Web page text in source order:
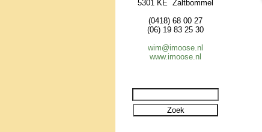
5301 KE Zaltbommel
(0418) 68 00 27
(06) 19 83 25 30
wim@imoose.nl
www.imoose.nl